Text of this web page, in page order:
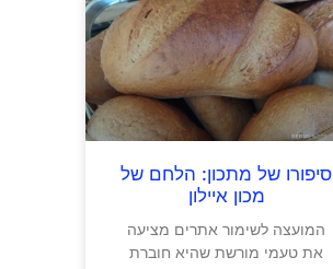
סיפורו של מתכון: הלחם של
מכון איילון
המועצה לשימור אתרים מציעה
את טעמי מורשת שהיא חוברת